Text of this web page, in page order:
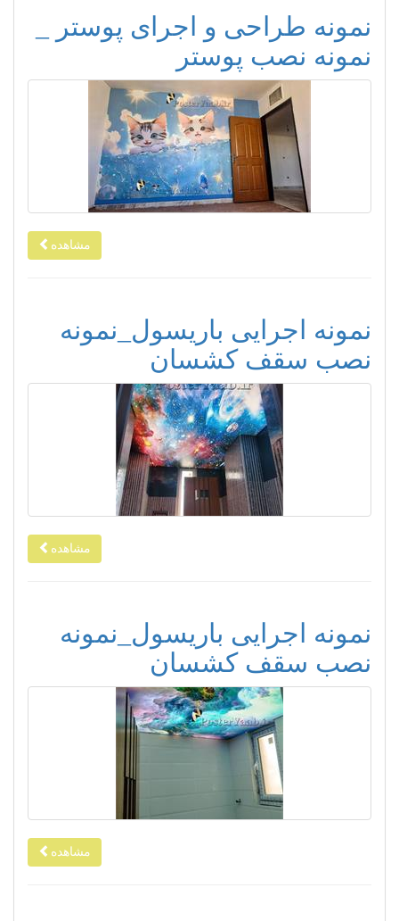
نمونه طراحی و اجرای پوستر _
نمونه نصب پوستر
مشاهده
نمونه اجرایی باریسول_نمونه
نصب سقف کشسان
مشاهده
نمونه اجرایی باریسول_نمونه
نصب سقف کشسان
مشاهده